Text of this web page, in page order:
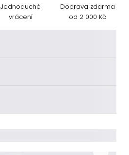
Jednoduché
vrácení
Doprava zdarma
od 2 000 Kč